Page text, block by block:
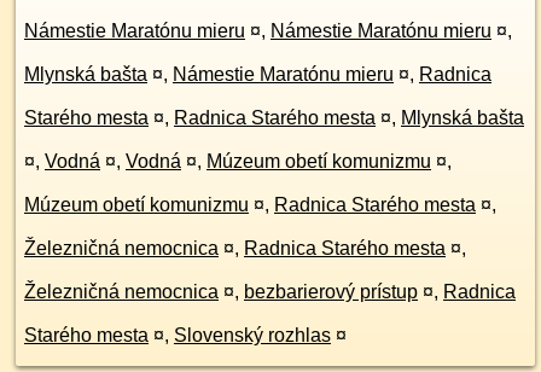
Námestie Maratónu mieru ¤, Námestie Maratónu mieru ¤,
Mlynská bašta ¤, Námestie Maratónu mieru ¤, Radnica
Starého mesta ¤, Radnica Starého mesta ¤, Mlynská bašta
¤, Vodná ¤, Vodná ¤, Múzeum obetí komunizmu ¤,
Múzeum obetí komunizmu ¤, Radnica Starého mesta ¤,
Železničná nemocnica ¤, Radnica Starého mesta ¤,
Železničná nemocnica ¤, bezbarierový prístup ¤, Radnica
Starého mesta ¤, Slovenský rozhlas ¤